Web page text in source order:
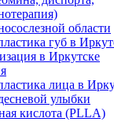
области
губ в
в Иркутске
лица в
улыбки
кислота (PLLA)